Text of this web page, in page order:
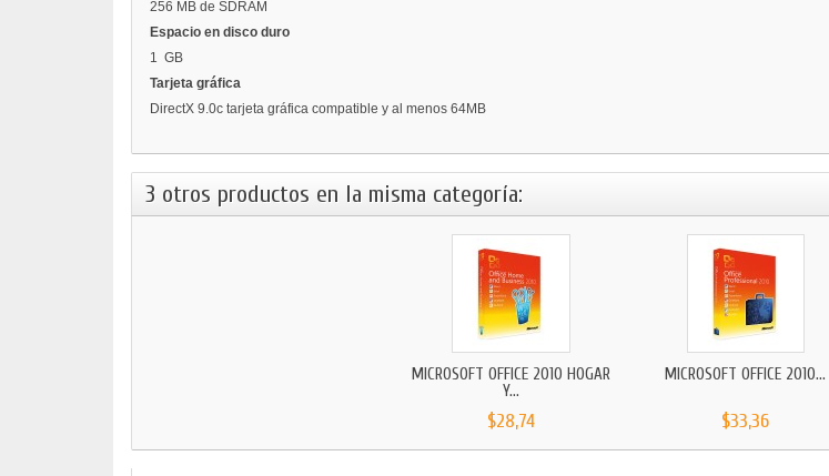
256 MB de SDRAM
Espacio en disco duro
1 GB
Tarjeta gráfica
DirectX 9.0c tarjeta gráfica compatible y al menos 64MB
3 otros productos en la misma categoría:
MICROSOFT OFFICE 2010 HOGAR
Y...
$28,74
MICROSOFT OFFICE 2010...
$33,36